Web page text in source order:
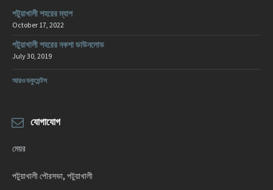
পটুয়াখালী শহরের ম্যাপ
October 17, 2022
পটুয়াখালী শহরের নকশা ডাউনলোড
July 30, 2019
আরও ডকুমেন্টস
যোগাযোগ
মেয়র
পটুয়াখালী পৌরসভা, পটুয়াখালী